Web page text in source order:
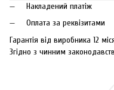
Накладений платіж
Оплата за реквізитами
Гарантія від виробника 12
Згідно з чинним